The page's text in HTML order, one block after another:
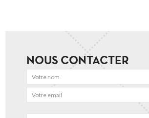
NOUS CONTACTER